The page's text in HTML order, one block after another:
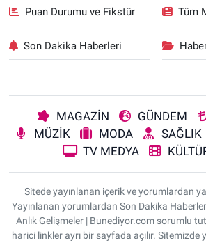
Puan Durumu ve Fikstür Tüm
Son Dakika Haberleri
MAGAZİN GÜNDEM
MÜZİK
MODA SAĞLIK
TV MEDYA
Sitede yayınlanan içerik ve yorumlardan
Yayınlanan yorumlardan Son Dakika
Anlık Gelişmeler | Bunediyor.com sorumlu
harici linkler ayrı bir sayfada açılır. Sitemizde